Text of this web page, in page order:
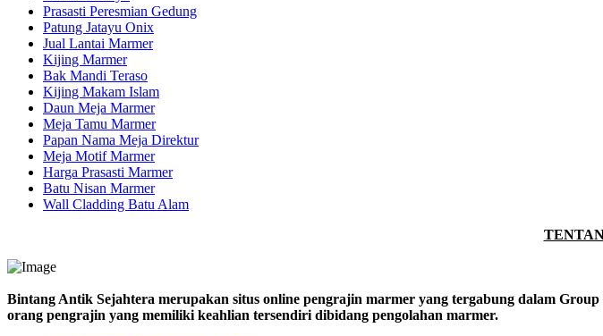
Prasasti Peresmian Gedung
Patung Jatayu Onix
Jual Lantai Marmer
Kijing Marmer
Bak Mandi Teraso
Kijing Makam Islam
Daun Meja Marmer
Meja Tamu Marmer
Papan Nama Meja Direktur
Meja Motif Marmer
Harga Prasasti Marmer
Batu Nisan Marmer
Wall Cladding Batu Alam
Bintang Antik Sejahtera merupakan situs online pengrajin marmer yang tergabung dalam
orang pengrajin yang memiliki keahlian tersendiri dibidang pengolahan marmer.